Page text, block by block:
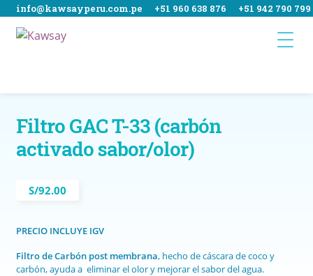
info@kawsayperu.com.pe +51 960 638 876 +51 942 790 799
Ir
Ir
404
Contácto
Finalizar compra
Filtro GAC T-33 (carbón
activado sabor/olor)
S/92.00
PRECIO INCLUYE IGV
Filtro de Carbón post membrana, hecho de cáscara de coco y
carbón, ayuda a eliminar el olor y mejorar el sabor del agua.